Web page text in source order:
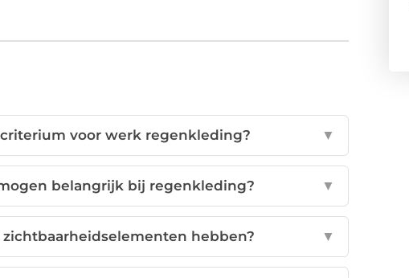
voor werk regenkleding? ▼
belangrijk bij regenkleding? ▼
hebben? ▼